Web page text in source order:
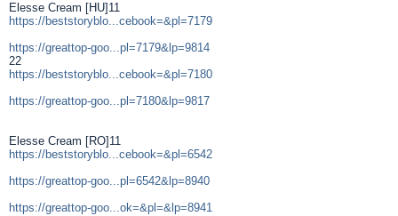
Elesse Cream [HU]11
https://beststoryblo...cebook=&pl=7179
https://greattop-goo...pl=7179&lp=9814
22
https://beststoryblo...cebook=&pl=7180
https://greattop-goo...pl=7180&lp=9817
Elesse Cream [RO]11
https://beststoryblo...cebook=&pl=6542
https://greattop-goo...pl=6542&lp=8940
https://greattop-goo...ok=&pl=&lp=8941